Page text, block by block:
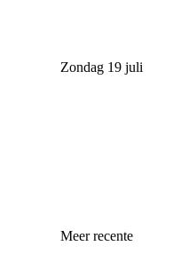
Zondag 19 juli
Meer recente